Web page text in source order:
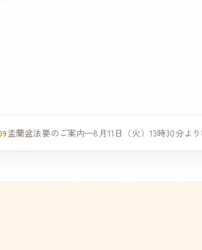
ご案内—8月11日（火）13時30分より執り行います。